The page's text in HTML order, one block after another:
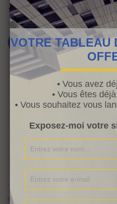
Tags: amis défi réduction
0
Laisser un
Name*
VOTRE TABLEAU
• Vous avez
• Vous êtes
• Vous souhaitez vous
Exposez-moi votre